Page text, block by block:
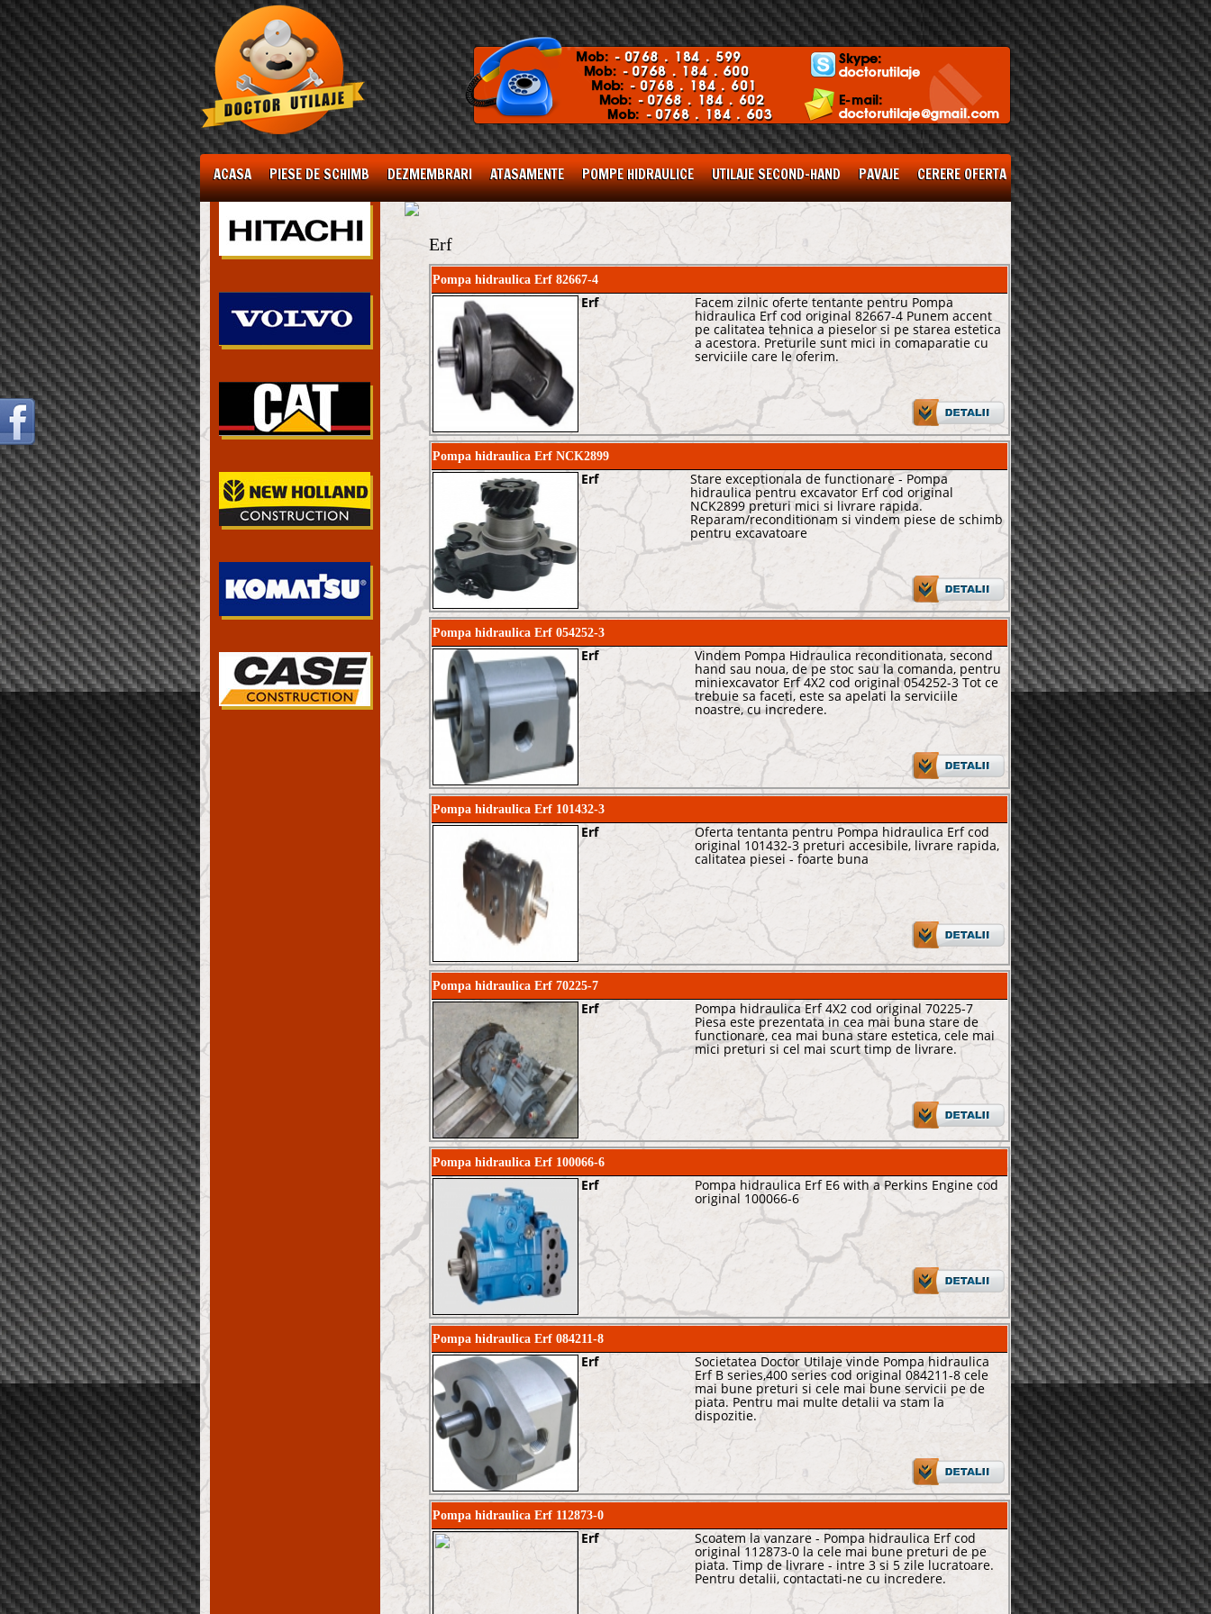
ACASA PIESE DE SCHIMB DEZMEMBRARI ATASAMENTE POMPE HIDRAULICE UTILAJE SECOND-HAND PAVAJE CERERE OFERTA
Erf
Pompa hidraulica Erf 82667-4
Erf Facem zilnic oferte tentante pentru Pompa
hidraulica Erf cod original 82667-4 Punem accent
pe calitatea tehnica a pieselor si pe starea estetica
a acestora. Preturile sunt mici in comaparatie cu
serviciile care le oferim.
Pompa hidraulica Erf NCK2899
Erf Stare exceptionala de functionare - Pompa
hidraulica pentru excavator Erf cod original
NCK2899 preturi mici si livrare rapida.
Reparam/reconditionam si vindem piese de schimb
pentru excavatoare
Pompa hidraulica Erf 054252-3
Erf Vindem Pompa Hidraulica reconditionata, second
hand sau noua, de pe stoc sau la comanda, pentru
miniexcavator Erf 4X2 cod original 054252-3 Tot ce
trebuie sa faceti, este sa apelati la serviciile
noastre, cu incredere.
Pompa hidraulica Erf 101432-3
Erf Oferta tentanta pentru Pompa hidraulica Erf cod
original 101432-3 preturi accesibile, livrare rapida,
calitatea piesei - foarte buna
Pompa hidraulica Erf 70225-7
Erf Pompa hidraulica Erf 4X2 cod original 70225-7
Piesa este prezentata in cea mai buna stare de
functionare, cea mai buna stare estetica, cele mai
mici preturi si cel mai scurt timp de livrare.
Pompa hidraulica Erf 100066-6
Erf Pompa hidraulica Erf E6 with a Perkins Engine cod
original 100066-6
Pompa hidraulica Erf 084211-8
Erf Societatea Doctor Utilaje vinde Pompa hidraulica
Erf B series,400 series cod original 084211-8 cele
mai bune preturi si cele mai bune servicii pe de
piata. Pentru mai multe detalii va stam la
dispozitie.
Pompa hidraulica Erf 112873-0
Erf Scoatem la vanzare - Pompa hidraulica Erf cod
original 112873-0 la cele mai bune preturi de pe
piata. Timp de livrare - intre 3 si 5 zile lucratoare.
Pentru detalii, contactati-ne cu incredere.